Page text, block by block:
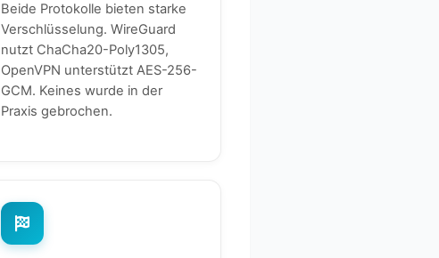
Beide Protokolle bieten starke
Verschlüsselung. WireGuard
nutzt ChaCha20-Poly1305,
OpenVPN unterstützt AES-256-
GCM. Keines wurde in der
Praxis gebrochen.